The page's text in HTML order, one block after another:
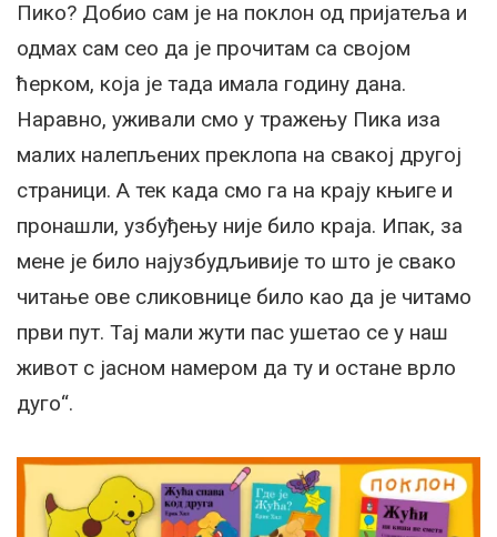
Пико? Добио сам је на поклон од пријатеља и
одмах сам сео да је прочитам са својом
ћерком, која је тада имала годину дана.
Наравно, уживали смо у тражењу Пика иза
малих налепљених преклопа на свакој другој
страници. А тек када смо га на крају књиге и
пронашли, узбуђењу није било краја. Ипак, за
мене је било најузбудљивије то што је свако
читање ове сликовнице било као да је читамо
први пут. Тај мали жути пас ушетао се у наш
живот с јасном намером да ту и остане врло
дуго“.